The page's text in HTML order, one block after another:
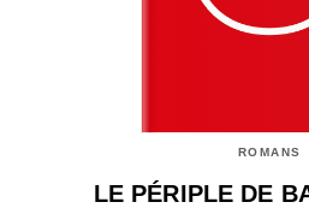
ROMANS
LE PÉRIPLE DE